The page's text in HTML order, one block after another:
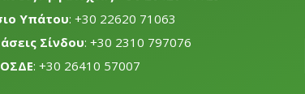
Υπάτου: +30 22620 71063
Σίνδου: +30 2310 797076
ΟΣΔΕ: +30 26410 57007